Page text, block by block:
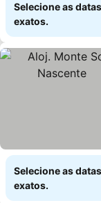
Selecione as
exatos.
Selecione as
exatos.